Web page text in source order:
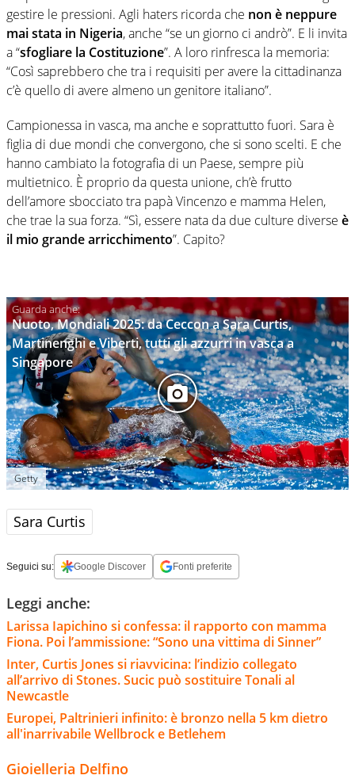
gestire le pressioni. Agli haters ricorda che non è neppure
mai stata in Nigeria, anche “se un giorno ci andrò”. E li invita
a “sfogliare la Costituzione”. A loro rinfresca la memoria:
“Così saprebbero che tra i requisiti per avere la cittadinanza
c’è quello di avere almeno un genitore italiano”.
Campionessa in vasca, ma anche e soprattutto fuori. Sara è
figlia di due mondi che convergono, che si sono scelti. E che
hanno cambiato la fotografia di un Paese, sempre più
multietnico. È proprio da questa unione, ch’è frutto
dell’amore sbocciato tra papà Vincenzo e mamma Helen,
che trae la sua forza. “Sì, essere nata da due culture diverse è
il mio grande arricchimento”. Capito?
Nuoto, Mondiali 2025: da Ceccon a Sara Curtis,
Martinenghi e Viberti, tutti gli azzurri in vasca a
Singapore
Getty
Sara Curtis
Seguici su: Google Discover Fonti preferite
Leggi anche:
Larissa Iapichino si confessa: il rapporto con mamma
Fiona. Poi l’ammissione: “Sono una vittima di Sinner”
Inter, Curtis Jones si riavvicina: l’indizio collegato
all’arrivo di Stones. Sucic può sostituire Tonali al
Newcastle
Europei, Paltrinieri infinito: è bronzo nella 5 km dietro
all'inarrivabile Wellbrock e Betlehem
Gioielleria Delfino